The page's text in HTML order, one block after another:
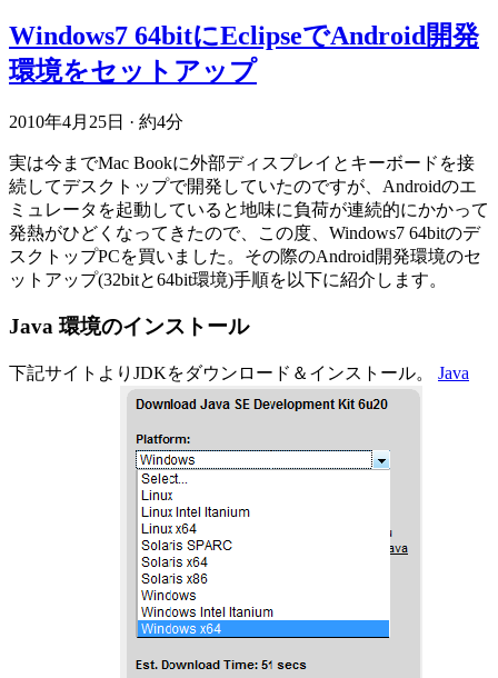
Windows7 64bitにEclipseでAndroid開発
環境をセットアップ
2010年4月25日 · 約4分
実は今までMac Bookに外部ディスプレイとキーボードを接
続してデスクトップで開発していたのですが、Androidのエ
ミュレータを起動していると地味に負荷が連続的にかかって
発熱がひどくなってきたので、この度、Windows7 64bitのデ
スクトップPCを買いました。その際のAndroid開発環境のセ
ットアップ(32bitと64bit環境)手順を以下に紹介します。
Java 環境のインストール
下記サイトよりJDKをダウンロード＆インストール。 Java